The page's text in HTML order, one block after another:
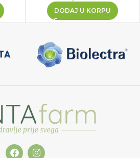
DODAJ U KORPU